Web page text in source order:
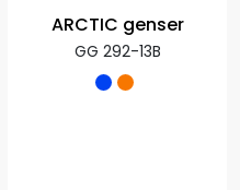
ARCTIC genser
GG 292-13B